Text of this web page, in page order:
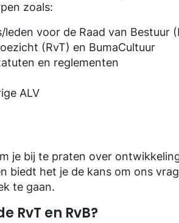
zoals:
voor de Raad van Bestuur
(RvT) en BumaCultuur
en reglementen
ALV
je bij te praten over
biedt het je de kans om ons
te gaan.
RvT en RvB?